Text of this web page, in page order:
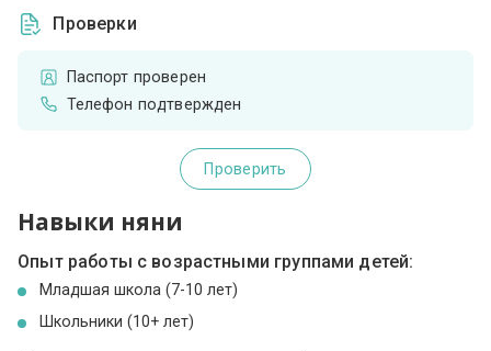
Проверки
Паспорт проверен
Телефон подтвержден
Проверить
Навыки няни
Опыт работы с возрастными группами детей:
Младшая школа (7-10 лет)
Школьники (10+ лет)